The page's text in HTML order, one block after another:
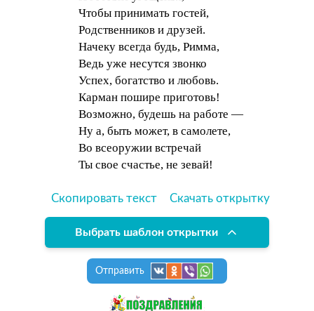
Чтобы принимать гостей,
Родственников и друзей.
Начеку всегда будь, Римма,
Ведь уже несутся звонко
Успех, богатство и любовь.
Карман пошире приготовь!
Возможно, будешь на работе —
Ну а, быть может, в самолете,
Во всеоружии встречай
Ты свое счастье, не зевай!
Скопировать текст Скачать открытку
Выбрать шаблон открытки
Отправить